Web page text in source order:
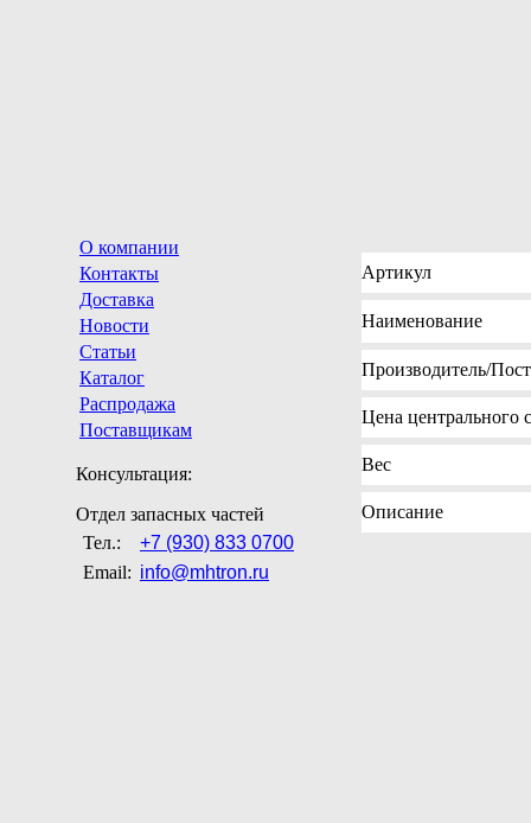
О компании
Контакты
Доставка
Новости
Статьи
Каталог
Распродажа
Поставщикам
Консультация:
Отдел запасных частей
Тел.:
+7 (930) 833 0700
Email: info@mhtron.ru
Артикул
Наименование
Производитель/
Цена центрального
Вес
Описание